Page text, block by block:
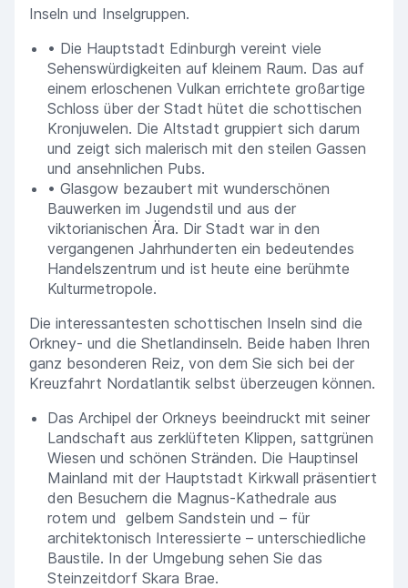
Inseln und Inselgruppen.
• Die Hauptstadt Edinburgh vereint viele
Sehenswürdigkeiten auf kleinem Raum. Das auf
einem erloschenen Vulkan errichtete großartige
Schloss über der Stadt hütet die schottischen
Kronjuwelen. Die Altstadt gruppiert sich darum
und zeigt sich malerisch mit den steilen Gassen
und ansehnlichen Pubs.
• Glasgow bezaubert mit wunderschönen
Bauwerken im Jugendstil und aus der
viktorianischen Ära. Dir Stadt war in den
vergangenen Jahrhunderten ein bedeutendes
Handelszentrum und ist heute eine berühmte
Kulturmetropole.
Die interessantesten schottischen Inseln sind die
Orkney- und die Shetlandinseln. Beide haben Ihren
ganz besonderen Reiz, von dem Sie sich bei der
Kreuzfahrt Nordatlantik selbst überzeugen können.
Das Archipel der Orkneys beeindruckt mit seiner
Landschaft aus zerklüfteten Klippen, sattgrünen
Wiesen und schönen Stränden. Die Hauptinsel
Mainland mit der Hauptstadt Kirkwall präsentiert
den Besuchern die Magnus-Kathedrale aus
rotem und gelbem Sandstein und – für
architektonisch Interessierte – unterschiedliche
Baustile. In der Umgebung sehen Sie das
Steinzeitdorf Skara Brae.